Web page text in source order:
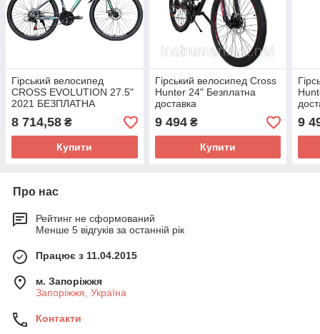
Гірський велосипед
CROSS EVOLUTION 27.5"
2021 БЕЗПЛАТНА
ДОСТАВКА
8 714,58 ₴
Купити
Гірський велосипед Cross
Hunter 24" Безплатна
доставка
9 494₴
Купити
9
Про нас
Рейтинг не сформований
Менше 5 відгуків за останній рік
Працює з 11.04.2015
м. Запоріжжя
Запоріжжя, Україна
Контакти